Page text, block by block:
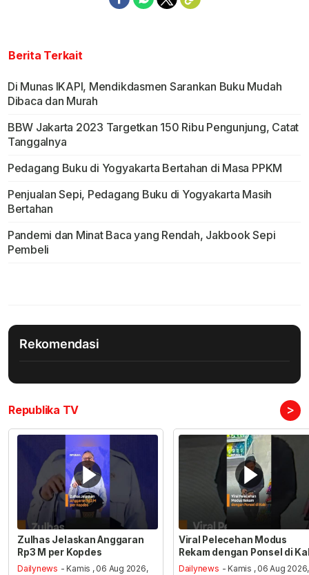
Berita Terkait
Di Munas IKAPI, Mendikdasmen Sarankan Buku Mudah
Dibaca dan Murah
BBW Jakarta 2023 Targetkan 150 Ribu Pengunjung, Catat
Tanggalnya
Pedagang Buku di Yogyakarta Bertahan di Masa PPKM
Penjualan Sepi, Pedagang Buku di Yogyakarta Masih
Bertahan
Pandemi dan Minat Baca yang Rendah, Jakbook Sepi
Pembeli
Rekomendasi
Republika TV >
Zulhas Jelaskan Anggaran
Rp3 M per Kopdes
Dailynews - Kamis , 06 Aug 2026,
Viral Pelecehan Modus
Rekam dengan Ponsel di
Dailynews - Kamis , 06 Aug 2026,